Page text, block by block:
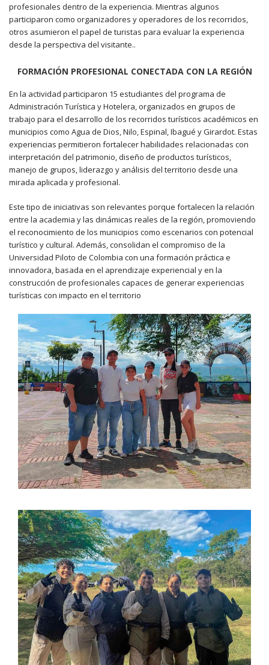
profesionales dentro de la experiencia. Mientras algunos
participaron como organizadores y operadores de los recorridos,
otros asumieron el papel de turistas para evaluar la experiencia
desde la perspectiva del visitante..
FORMACIÓN PROFESIONAL CONECTADA CON LA REGIÓN
En la actividad participaron 15 estudiantes del programa de
Administración Turística y Hotelera, organizados en grupos de
trabajo para el desarrollo de los recorridos turísticos académicos en
municipios como Agua de Dios, Nilo, Espinal, Ibagué y Girardot. Estas
experiencias permitieron fortalecer habilidades relacionadas con
interpretación del patrimonio, diseño de productos turísticos,
manejo de grupos, liderazgo y análisis del territorio desde una
mirada aplicada y profesional.
Este tipo de iniciativas son relevantes porque fortalecen la relación
entre la academia y las dinámicas reales de la región, promoviendo
el reconocimiento de los municipios como escenarios con potencial
turístico y cultural. Además, consolidan el compromiso de la
Universidad Piloto de Colombia con una formación práctica e
innovadora, basada en el aprendizaje experiencial y en la
construcción de profesionales capaces de generar experiencias
turísticas con impacto en el territorio